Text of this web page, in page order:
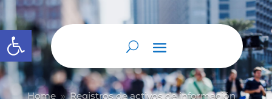
Abrir barra de herramientas
Home 9 Registros de activos de información